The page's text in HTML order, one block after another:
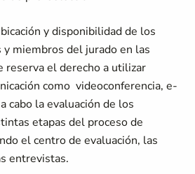
y disponibilidad de los
y miembros del jurado en las
reserva el derecho a utilizar
como videoconferencia, e-
cabo la evaluación de los
etapas del proceso de
el centro de evaluación, las
entrevistas.